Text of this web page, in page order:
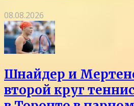
08.08.2026
Шнайдер и
второй круг